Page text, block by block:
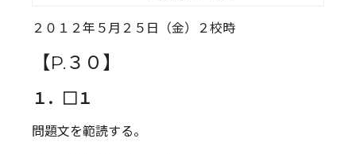
２０１２年５月２５日（金）２校時
【P.３０】
１．□１
問題文を範読する。